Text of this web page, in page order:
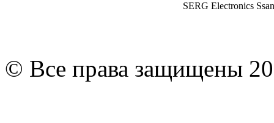
SERG Electronics
© Все права защищены